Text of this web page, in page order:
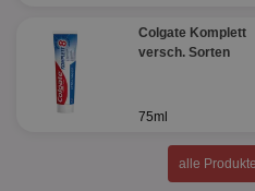
Colgate Komplett
versch. Sorten
75ml
alle